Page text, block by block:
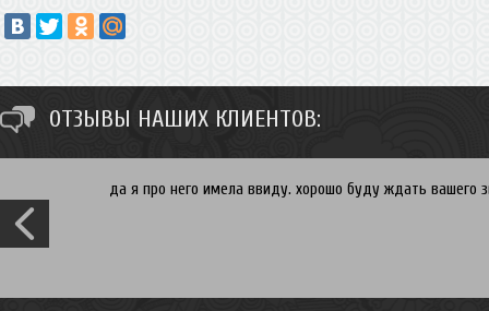
ОТЗЫВЫ НАШИХ КЛИЕНТОВ:
да я про него имела ввиду. хорошо буду ждать вашего